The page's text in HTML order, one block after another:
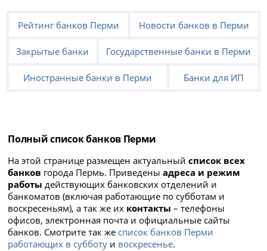
Рейтинг банков Перми Новости банков в Перми
Закрытые банки Государственные банки в Перми
Иностранные банки в Перми Банки для ИП
Полный список банков Перми
На этой странице размещен актуальныйсписок всех
банков города Пермь. Приведеныадреса и режим
работы действующих банковских отделений и
банкоматов (включая работающие по субботам и
воскресеньям), а так же их контакты – телефоны
офисов, электронная почта и официальные сайты
банков. Смотрите так же список банков Перми
работающих в субботу и воскресенье.